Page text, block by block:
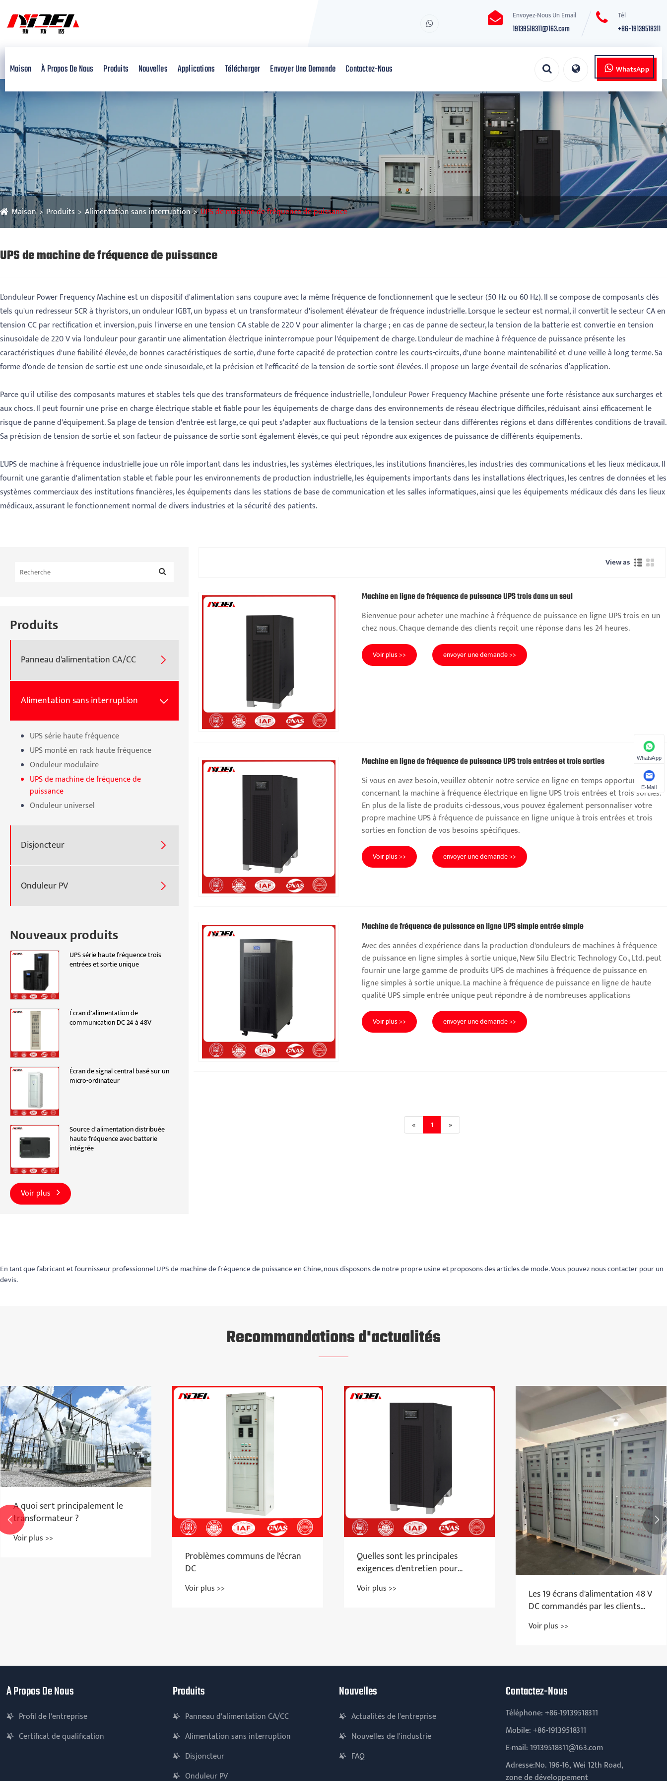
Envoyez-Nous Un Email
19139518311@163.com
Tél
+86-19139518311
Maison À Propos De Nous Produits Nouvelles Applications Télécharger Envoyer Une Demande Contactez-Nous WhatsApp
Maison Produits Alimentation sans interruption UPS de machine de fréquence de puissance
UPS de machine de fréquence de puissance
L'onduleur Power Frequency Machine est un dispositif d'alimentation sans coupure avec la même fréquence de fonctionnement que le secteur (50 Hz ou 60 Hz). Il se compose de composants clés
tels qu'un redresseur SCR à thyristors, un onduleur IGBT, un bypass et un transformateur d'isolement élévateur de fréquence industrielle. Lorsque le secteur est normal, il convertit le secteur CA en
tension CC par rectification et inversion, puis l'inverse en une tension CA stable de 220 V pour alimenter la charge ; en cas de panne de secteur, la tension de la batterie est convertie en tension
sinusoïdale de 220 V via l'onduleur pour garantir une alimentation électrique ininterrompue pour l'équipement de charge. L'onduleur de machine à fréquence de puissance présente les
caractéristiques d'une fiabilité élevée, de bonnes caractéristiques de sortie, d'une forte capacité de protection contre les courts-circuits, d'une bonne maintenabilité et d'une veille à long terme. Sa
forme d'onde de tension de sortie est une onde sinusoïdale, et la précision et l'efficacité de la tension de sortie sont élevées. Il propose un large éventail de scénarios d’application.
Parce qu'il utilise des composants matures et stables tels que des transformateurs de fréquence industrielle, l'onduleur Power Frequency Machine présente une forte résistance aux surcharges et
aux chocs. Il peut fournir une prise en charge électrique stable et fiable pour les équipements de charge dans des environnements de réseau électrique difficiles, réduisant ainsi efficacement le
risque de panne d'équipement. Sa plage de tension d'entrée est large, ce qui peut s'adapter aux fluctuations de la tension secteur dans différentes régions et dans différentes conditions de travail.
Sa précision de tension de sortie et son facteur de puissance de sortie sont également élevés, ce qui peut répondre aux exigences de puissance de différents équipements.
L'UPS de machine à fréquence industrielle joue un rôle important dans les industries, les systèmes électriques, les institutions financières, les industries des communications et les lieux médicaux. Il
fournit une garantie d'alimentation stable et fiable pour les environnements de production industrielle, les équipements importants dans les installations électriques, les centres de données et les
systèmes commerciaux des institutions financières, les équipements dans les stations de base de communication et les salles informatiques, ainsi que les équipements médicaux clés dans les lieux
médicaux, assurant le fonctionnement normal de divers industries et la sécurité des patients.
Produits
Panneau d'alimentation CA/CC 
Alimentation sans interruption 
UPS série haute fréquence
UPS monté en rack haute fréquence
Onduleur modulaire
UPS de machine de fréquence de
puissance
Onduleur universel
Disjoncteur 
Onduleur PV 
Nouveaux produits
UPS série haute fréquence trois
entrées et sortie unique
Écran d'alimentation de
communication DC 24 à 48V
Écran de signal central basé sur un
micro-ordinateur
Source d'alimentation distribuée
haute fréquence avec batterie
intégrée
Voir plus
View as
Machine en ligne de fréquence de puissance UPS trois dans un seul
Bienvenue pour acheter une machine à fréquence de puissance en ligne UPS trois en un
chez nous. Chaque demande des clients reçoit une réponse dans les 24 heures.
Voir plus >> envoyer une demande >>
Machine en ligne de fréquence de puissance UPS trois entrées et trois sorties
Si vous en avez besoin, veuillez obtenir notre service en ligne en temps opportun
concernant la machine à fréquence électrique en ligne UPS trois entrées et trois sorties.
En plus de la liste de produits ci-dessous, vous pouvez également personnaliser votre
propre machine UPS à fréquence de puissance en ligne unique à trois entrées et trois
sorties en fonction de vos besoins spécifiques.
Voir plus >> envoyer une demande >>
Machine de fréquence de puissance en ligne UPS simple entrée simple
Avec des années d'expérience dans la production d'onduleurs de machines à fréquence
de puissance en ligne simples à sortie unique, New Silu Electric Technology Co., Ltd. peut
fournir une large gamme de produits UPS de machines à fréquence de puissance en
ligne simples à sortie unique. La machine à fréquence de puissance en ligne de haute
qualité UPS simple entrée unique peut répondre à de nombreuses applications
Voir plus >> envoyer une demande >>
« 1 »
En tant que fabricant et fournisseur professionnel UPS de machine de fréquence de puissance en Chine, nous disposons de notre propre usine et proposons des articles de mode. Vous pouvez nous contacter pour un
devis.
Recommandations d'actualités
A quoi sert principalement le
transformateur ?
Voir plus >>
Problèmes communs de l'écran
DC
Voir plus >>
Quelles sont les principales
exigences d'entretien pour
UPS?
Voir plus >>
 
À Propos De Nous
Profil de l'entreprise
Certificat de qualification
Produits
Panneau d'alimentation CA/CC
Alimentation sans interruption
Disjoncteur
Onduleur PV
Nouvelles
Actualités de l'entreprise
Nouvelles de l'industrie
FAQ
Contactez-Nous
Téléphone:+86-19139518311
Mobile:+86-19139518311
E-mail: 19139518311@163.com
Adresse:No. 196-16, Wei 12th Road,
zone de développement
WhatsApp
E-Mail